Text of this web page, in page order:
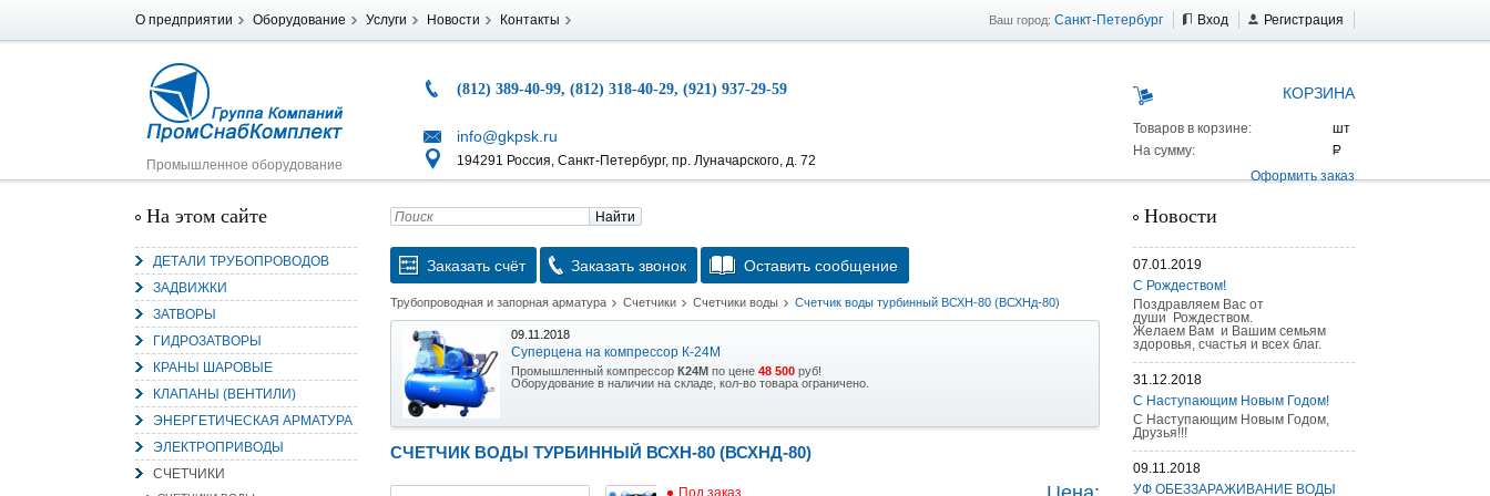
О предприятии Оборудование Услуги Новости Контакты Ваш город: Санкт-Петербург Вход Регистрация
Промышленное оборудование
(812) 389-40-99, (812) 318-40-29, (921) 937-29-59
info@gkpsk.ru
194291 Россия, Санкт-Петербург, пр. Луначарского, д. 72
КОРЗИНА
Товаров в корзине:
На сумму:
Оформить заказ
На этом сайте
ДЕТАЛИ ТРУБОПРОВОДОВ
ЗАДВИЖКИ
ЗАТВОРЫ
ГИДРОЗАТВОРЫ
КРАНЫ ШАРОВЫЕ
КЛАПАНЫ (ВЕНТИЛИ)
ЭНЕРГЕТИЧЕСКАЯ АРМАТУРА
ЭЛЕКТРОПРИВОДЫ
СЧЕТЧИКИ
Найти
Заказать счёт Заказать звонок Оставить сообщение
Трубопроводная и запорная арматура Счетчики Счетчики воды Счетчик воды турбинный ВСХН-80 (ВСХНд-80)
09.11.2018
Суперцена на компрессор К-24М
Промышленный компрессор К24М по цене 48 500 руб!
Оборудование в наличии на складе, кол-во товара ограничено.
15.10.2018
Скидка на гидравлическую тележку
Уникальная возможность приобрести (в наличии на складе) тележку гидравлическую AS 25 г/п
СЧЕТЧИК ВОДЫ ТУРБИННЫЙ ВСХН-80 (ВСХНД-80)
Под заказ
Новости
07.01.2019
С Рождеством!
Поздравляем Вас от
души Рождеством.
Желаем Вам и Вашим семьям
здоровья, счастья и всех благ.
31.12.2018
С Наступающим Новым Годом!
С Наступающим Новым Годом,
Друзья!!!
09.11.2018
УФ ОБЕЗЗАРАЖИВАНИЕ ВОДЫ